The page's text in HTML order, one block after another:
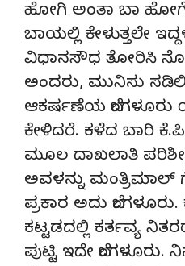
ಹೋಗಿ ಅಂತಾ ಬಾ
ಬಾಯಲ್ಲಿ ಕೇಳುತ್ತಲೇ
ವಿಧಾನಸೌಧ ತೋರಿಸಿ
ಅಂದರು, ಮುನಿಸು
ಆಕರ್ಷಣೆಯ ಬೆಂಗಳೂರು
ಕೇಳಿದರೆ. ಕಳೆದ ಬಾರಿ
ಮೂಲ ದಾಖಲಾತಿ
ಅವಳನ್ನು ಮಂತ್ರಿಮಾಲ್
ಪ್ರಕಾರ ಅದು
ಕಟ್ಟಡದಲ್ಲಿ ಕರ್ತವ್ಯ
ಪುಟ್ಟಿ ಇದೇ ಬೆಂಗಳೂರು.